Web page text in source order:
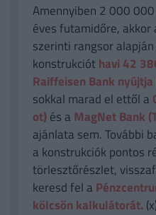
Amennyiben 2 000
éves futamidőre,
szerinti rangsor
konstrukcióthavi 42
Raiffeisen Bank nyújtja
sokkal marad el ettől a
ot)és a MagNet Bank
ajánlata sem. További
a konstrukciók pontos
törlesztőrészlet,
keresd fel a
kölcsön kalkulátorát.